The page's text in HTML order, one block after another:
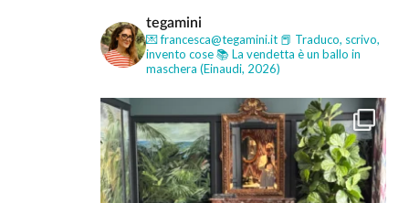
tegamini
💌 francesca@tegamini.it 📕 Traduco, scrivo,
invento cose📚 La vendetta è un ballo in
maschera (Einaudi, 2026)